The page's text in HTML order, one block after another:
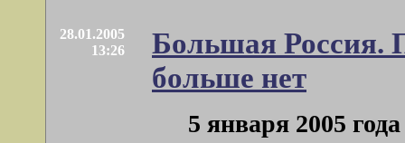
28.01.2005
13:26
Большая Россия.
больше нет
5 января 2005